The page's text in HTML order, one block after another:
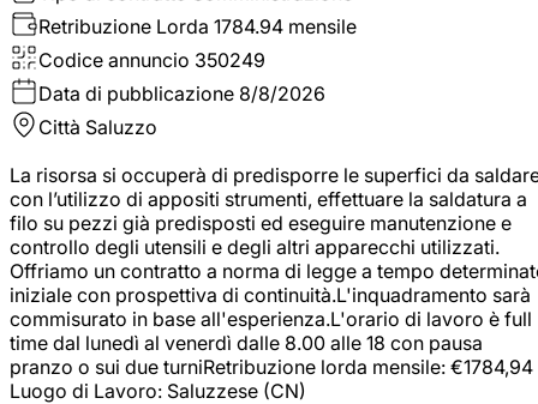
Retribuzione Lorda 1784.94 mensile
Codice annuncio 350249
Data di pubblicazione 8/8/2026
Città Saluzzo
La risorsa si occuperà di predisporre le superfici da
con l’utilizzo di appositi strumenti, effettuare la saldatura a
filo su pezzi già predisposti ed eseguire manutenzione e
controllo degli utensili e degli altri apparecchi utilizzati.
Offriamo un contratto a norma di legge a tempo
iniziale con prospettiva di continuità.L'inquadramento sarà
commisurato in base all'esperienza.L'orario di lavoro è full
time dal lunedì al venerdì dalle 8.00 alle 18 con pausa
pranzo o sui due turniRetribuzione lorda mensile: €1784,94
Luogo di Lavoro: Saluzzese (CN)